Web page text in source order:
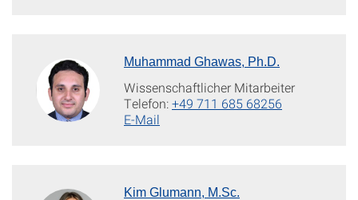
Muhammad Ghawas, Ph.D.
Wissenschaftlicher Mitarbeiter
Telefon:+49 711 685 68256
E-Mail
Kim Glumann, M.Sc.